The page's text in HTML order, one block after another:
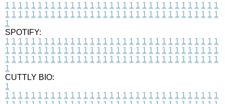
1 1 1 1 1 1 1 1 1 1 1 1 1 1 1 1 1 1 1 1 1 1 1 1 1 1 1 1 1 1 1 1 1
1 1 1 1 1 1 1 1 1 1 1 1 1 1 1 1 1 1 1 1 1 1 1 1 1 1 1 1 1 1 1 1 1
1
SPOTIFY:
1 1 1 1 1 1 1 1 1 1 1 1 1 1 1 1 1 1 1 1 1 1 1 1 1 1 1 1 1 1 1 1 1
1 1 1 1 1 1 1 1 1 1 1 1 1 1 1 1 1 1 1 1 1 1 1 1 1 1 1 1 1 1 1 1 1
1 1 1 1 1 1 1 1 1 1 1 1 1 1 1 1 1 1 1 1 1 1 1 1 1 1 1 1 1 1 1 1 1
1
CUTTLY BIO:
1
1 1 1 1 1 1 1 1 1 1 1 1 1 1 1 1 1 1 1 1 1 1 1 1 1 1 1 1 1 1 1 1 1